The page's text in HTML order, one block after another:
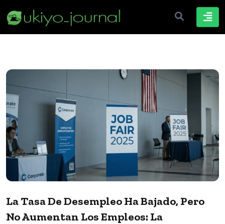
La Tasa De Desempleo Ha Bajado, Pero
No Aumentan Los Empleos: La